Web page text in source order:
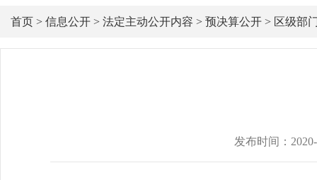
首页 > 信息公开 > 法定主动公开内容 > 预决算公开 > 区级部
发布时间：